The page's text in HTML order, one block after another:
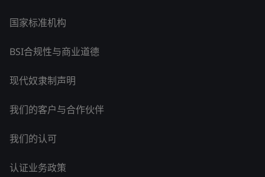
国家标准机构
BSI合规性与商业道德
现代奴隶制声明
我们的客户与合作伙伴
我们的认可
认证业务政策